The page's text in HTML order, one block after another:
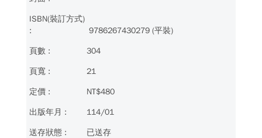
9786267430279 (平裝)
304
21
NT$480
114/01
已送存